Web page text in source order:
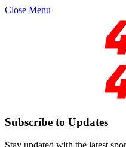
Close Menu
Subscribe to Updates